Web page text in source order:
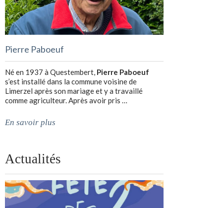
Pierre Paboeuf
Né en 1937 à Questembert, Pierre Paboeuf
s’est installé dans la commune voisine de
Limerzel après son mariage et y a travaillé
comme agriculteur. Après avoir pris …
En savoir plus
Actualités